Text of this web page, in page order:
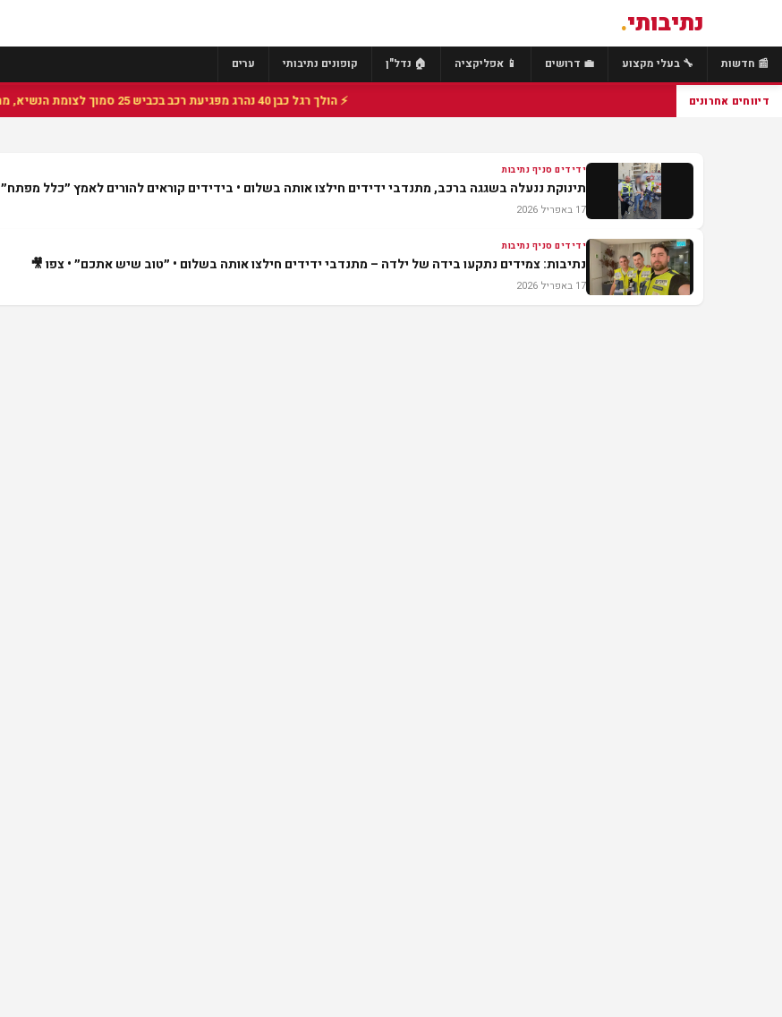
נתיבותי.
📰 חדשות 🔧 בעלי מקצוע 💼 דרושים 📱 אפליקציה 🏠 נדל"ן קופונים נתיבותי ערים
דיווחים אחרונים ⚡ הולך רגל כבן 40 נהרג מפגיעת רכב בכביש 25 סמוך לצומת הנשיא, מתנדבי זק"א פועלו בזירה
ידידים סניף נתיבות
תינוקת ננעלה בשגגה ברכב, מתנדבי ידידים חילצו אותה בשלום • בידידים קוראים להורים לאמץ ״כלל מפתח״
17 באפריל 2026
ידידים סניף נתיבות
נתיבות: צמידים נתקעו בידה של ילדה – מתנדבי ידידים חילצו אותה בשלום • ״טוב שיש אתכם״ • צפו 🎥
17 באפריל 2026